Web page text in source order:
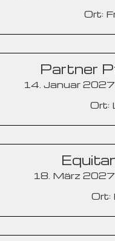
Ort:
Partner
14. Januar
Ort:
18. März
Ort: